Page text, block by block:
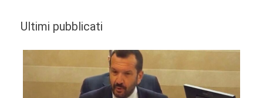
Ultimi pubblicati